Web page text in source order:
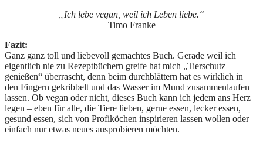
„Ich lebe vegan, weil ich Leben liebe.“
Timo Franke
Fazit:
Ganz ganz toll und liebevoll gemachtes Buch. Gerade weil ich
eigentlich nie zu Rezeptbüchern greife hat mich „Tierschutz
genießen“ überrascht, denn beim durchblättern hat es wirklich in
den Fingern gekribbelt und das Wasser im Mund zusammenlaufen
lassen. Ob vegan oder nicht, dieses Buch kann ich jedem ans Herz
legen – eben für alle, die Tiere lieben, gerne essen, lecker essen,
gesund essen, sich von Profiköchen inspirieren lassen wollen oder
einfach nur etwas neues ausprobieren möchten.